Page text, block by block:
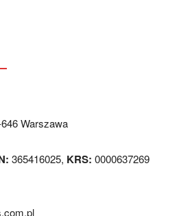
Warszawa
365416025, KRS: 0000637269